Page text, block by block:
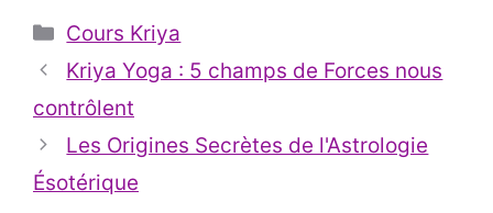
Catégories
Cours Kriya
Kriya Yoga : 5 champs de Forces nous
contrôlent
Les Origines Secrètes de l'Astrologie
Ésotérique